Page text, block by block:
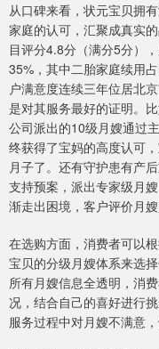
从口碑来看，状元宝贝拥
家庭的认可，汇聚成真实
目评分4.8分（满分5分）
35%，其中二胎家庭续用
户满意度连续三年位居北
是对其服务最好的证明。
公司派出的10级月嫂通过
终获得了宝妈的高度认可
月子了。还有守护患有产
支持预案，派出专家级月
渐走出困境，客户评价月嫂
在选购方面，消费者可以
宝贝的分级月嫂体系来选
所有月嫂信息全透明，消
况，结合自己的喜好进行
服务过程中对月嫂不满意，